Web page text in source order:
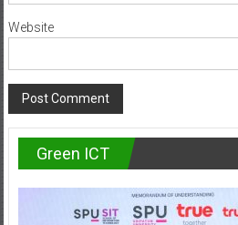
Website
Green ICT